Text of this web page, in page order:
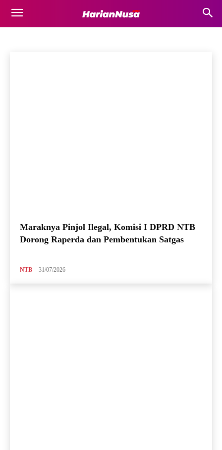
NTB
Maraknya Pinjol Ilegal, Komisi I DPRD NTB
Dorong Raperda dan Pembentukan Satgas
NTB 31/07/2026